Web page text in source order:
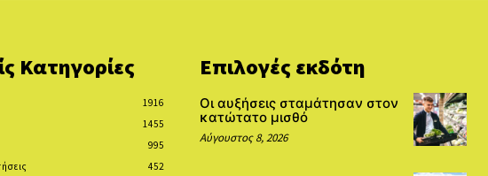
Κατηγορίες
1916
1455
995
452
Επιλογές εκδότη
Οι αυξήσεις σταμάτησαν στον
κατώτατο μισθό
Αύγουστος 8, 2026